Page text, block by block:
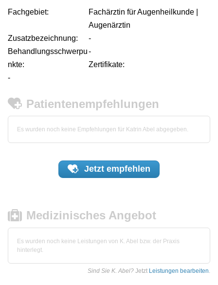
Fachgebiet:
Fachärztin für Augenheilkunde |
Augenärztin
Zusatzbezeichnung:
-
Behandlungsschwerpu
nkte:
-
Zertifikate:
-
Patientenempfehlungen
Es wurden noch keine Empfehlungen für Katrin Abel abgegeben.
Jetzt empfehlen
Medizinisches Angebot
Es wurden noch keine Leistungen von K. Abel bzw. der Praxis
hinterlegt.
Sind Sie K. Abel? Jetzt Leistungen bearbeiten.